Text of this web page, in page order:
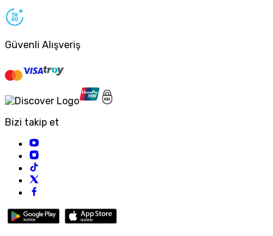
Güvenli Alışveriş
Bizi takip et